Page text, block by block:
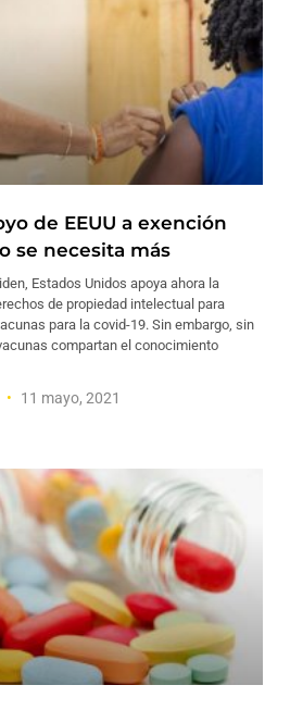
de EEUU a exención
se necesita más
Estados Unidos apoya ahora la
de propiedad intelectual para
para la covid-19. Sin embargo, sin
compartan el conocimiento
11 mayo, 2021